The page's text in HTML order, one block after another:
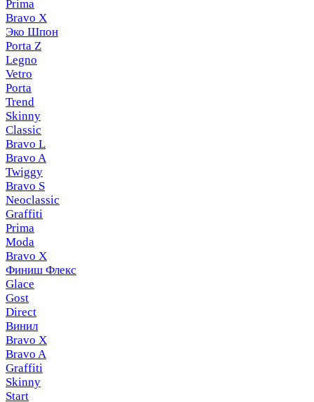
Prima
Bravo X
Эко Шпон
Porta Z
Legno
Vetro
Porta
Trend
Skinny
Classic
Bravo L
Bravo A
Twiggy
Bravo S
Neoclassic
Graffiti
Prima
Moda
Bravo X
Финиш Флекс
Glace
Gost
Direct
Винил
Bravo X
Bravo A
Graffiti
Skinny
Start